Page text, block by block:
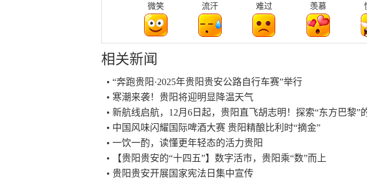
微笑 流汗 难过 羡慕
相关新闻
• “奔跑贵阳·2025年贵阳贵安公路自行车赛”举行
• 寒潮来袭！贵阳将迎明显降温天气
• 新航线启航，12月6日起，贵阳直飞胡志明！探索“东方巴黎”
• 中国风味闪耀国际啤酒大赛 贵阳精酿比利时“摘金”
• 一饮一酌，读懂更年轻态的活力贵阳
• 【贵阳贵安的“十四五”】数字活市，贵阳乘“数”而上
• 贵阳贵安开展国家宪法日集中宣传